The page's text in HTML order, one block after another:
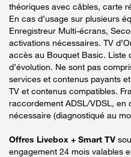
théoriques avec câbles, carte
En cas d’usage sur plusieurs
Enregistreur Multi-écrans,
activations nécessaires. TV
accès au Bouquet Basic. Liste
d’évolution. Ne sont pas
services et contenus payants
TV et contenus compatibles.
raccordement ADSL/VDSL,
nécessaire (diagnostiqué au
Offres Livebox + Smart TV
engagement 24 mois valables